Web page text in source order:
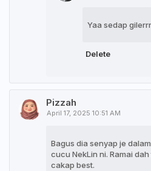
Yaa sedap
Delete
Pizzah
April 17, 2025 10:51 AM
Bagus dia senyap je
cucu NekLin ni. Ramai
cakap best.